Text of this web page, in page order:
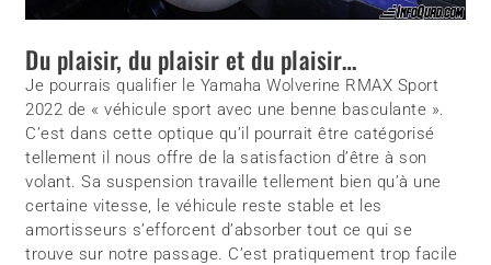
Du plaisir, du plaisir et du plaisir…
Je pourrais qualifier le Yamaha Wolverine RMAX Sport
2022 de « véhicule sport avec une benne basculante ».
C’est dans cette optique qu’il pourrait être catégorisé
tellement il nous offre de la satisfaction d’être à son
volant. Sa suspension travaille tellement bien qu’à une
certaine vitesse, le véhicule reste stable et les
amortisseurs s’efforcent d’absorber tout ce qui se
trouve sur notre passage. C’est pratiquement trop facile